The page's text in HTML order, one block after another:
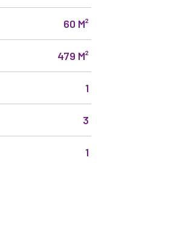
60 M²
479 M²
1
3
1